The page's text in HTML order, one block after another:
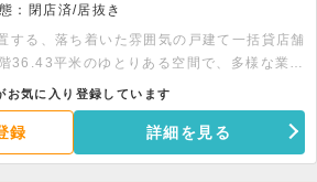
：閉店済/居抜き
する、落ち着いた雰囲気の戸建て一括貸店舗
36.43平米のゆとりある空間で、多様な業態
軽にお問い合わせください。
お気に入り登録しています
録 詳細を見る